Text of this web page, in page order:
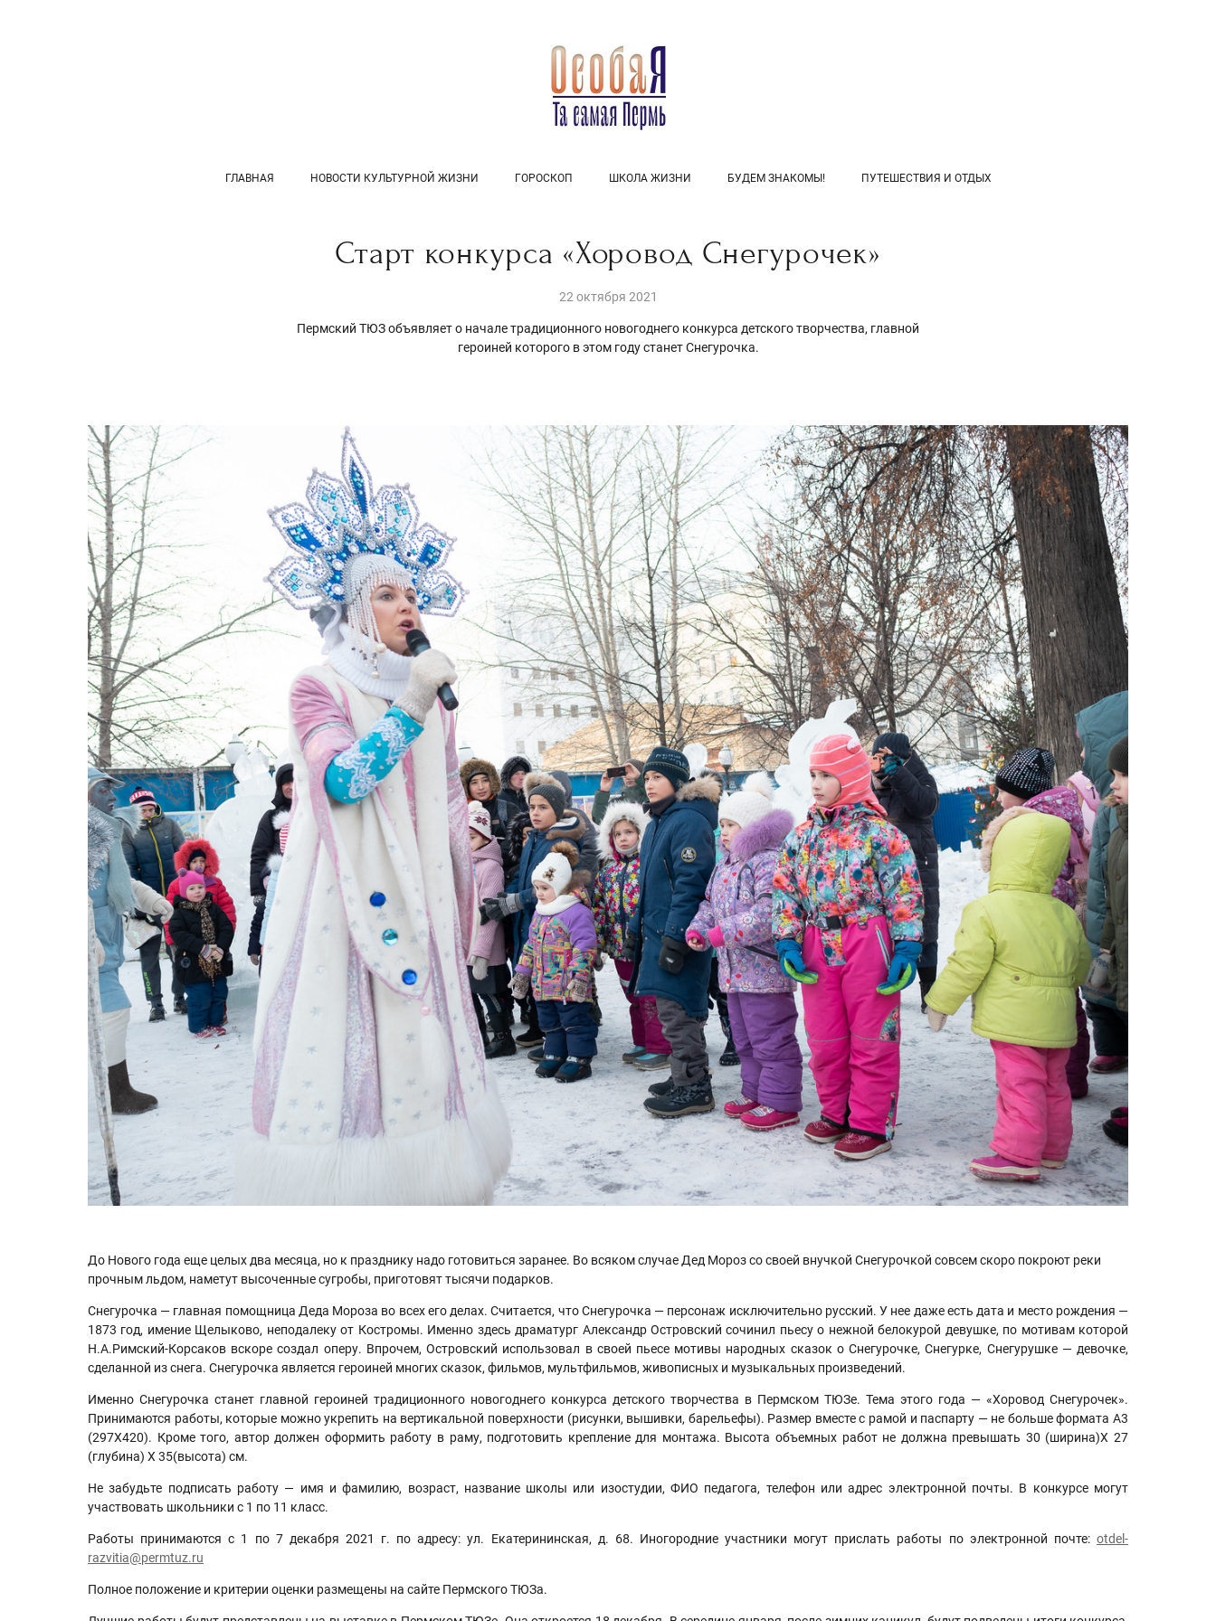
ГЛАВНАЯ НОВОСТИ КУЛЬТУРНОЙ ЖИЗНИ ГОРОСКОП ШКОЛА ЖИЗНИ БУДЕМ ЗНАКОМЫ! ПУТЕШЕСТВИЯ И ОТДЫХ
Старт конкурса «Хоровод Снегурочек»
22 октября 2021
Пермский ТЮЗ объявляет о начале традиционного новогоднего конкурса детского творчества, главной
героиней которого в этом году станет Снегурочка.
До Нового года еще целых два месяца, но к празднику надо готовиться заранее. Во всяком случае Дед Мороз со своей внучкой Снегурочкой совсем скоро покроют реки
прочным льдом, наметут высоченные сугробы, приготовят тысячи подарков.
Снегурочка — главная помощница Деда Мороза во всех его делах. Считается, что Снегурочка — персонаж исключительно русский. У нее даже есть дата и место рождения —
1873 год, имение Щелыково, неподалеку от Костромы. Именно здесь драматург Александр Островский сочинил пьесу о нежной белокурой девушке, по мотивам которой
Н.А.Римский-Корсаков вскоре создал оперу. Впрочем, Островский использовал в своей пьесе мотивы народных сказок о Снегурочке, Снегурке, Снегурушке — девочке,
сделанной из снега. Снегурочка является героиней многих сказок, фильмов, мультфильмов, живописных и музыкальных произведений.
Именно Снегурочка станет главной героиней традиционного новогоднего конкурса детского творчества в Пермском ТЮЗе. Тема этого года — «Хоровод Снегурочек».
Принимаются работы, которые можно укрепить на вертикальной поверхности (рисунки, вышивки, барельефы). Размер вместе с рамой и паспарту — не больше формата А3
(297Х420). Кроме того, автор должен оформить работу в раму, подготовить крепление для монтажа. Высота объемных работ не должна превышать 30 (ширина)Х 27
(глубина) Х 35(высота) см.
Не забудьте подписать работу — имя и фамилию, возраст, название школы или изостудии, ФИО педагога, телефон или адрес электронной почты. В конкурсе могут
участвовать школьники с 1 по 11 класс.
Работы принимаются c 1 по 7 декабря 2021 г. по адресу: ул. Екатерининская, д. 68. Иногородние участники могут прислать работы по электронной почте: оtdel-
razvitia@permtuz.ru
Полное положение и критерии оценки размещены на сайте Пермского ТЮЗа.